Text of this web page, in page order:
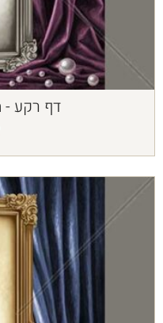
דף רקע -